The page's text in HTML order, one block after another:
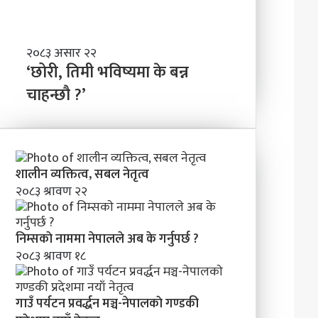
दे
श
मा
न
ने
त्व
‘
छो
री
,
मी
वि
ष्य
मा
के
ब
न्न
चा
ह
न्छौ
?
२०८३ असार २२
‘छोरी, तिमी भविष्यमा के बन्न
चाहन्छौ ?’
शालीन व्यक्तित्व, सबल नेतृत्व
२०८३ श्रावण २२
निम्सकाे नाममा नेपालले अब के गर्नुपर्छ ?
२०८३ श्रावण १८
गाउँ पर्यटन प्रवर्द्धन मञ्च-नेपालकाे गण्डकी